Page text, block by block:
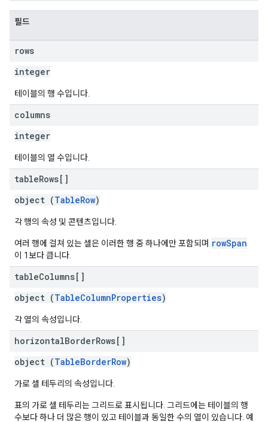
필드
rows
integer
테이블의 행 수입니다.
columns
integer
테이블의 열 수입니다.
tableRows[]
object (TableRow)
각 행의 속성 및 콘텐츠입니다.
여러 행에 걸쳐 있는 셀은 이러한 행 중 하나에만 포함되며 rowSpan
이 1보다 큽니다.
tableColumns[]
object (TableColumnProperties)
각 열의 속성입니다.
horizontalBorderRows[]
object (TableBorderRow)
가로 셀 테두리의 속성입니다.
표의 가로 셀 테두리는 그리드로 표시됩니다. 그리드에는 테이블의 행
수보다 하나 더 많은 행이 있고 테이블과 동일한 수의 열이 있습니다. 예